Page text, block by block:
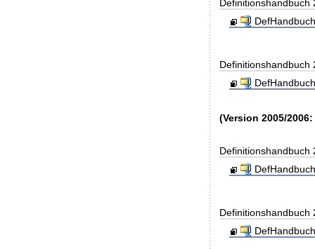
Definitionshandbuch
Definitionshandbuch
(Version 2005/
Definitionshandbuch
Definitionshandbuch